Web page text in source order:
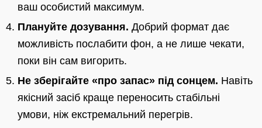
ваш особистий максимум.
Плануйте дозування. Добрий формат дає
можливість послабити фон, а не лише чекати,
поки він сам вигорить.
Не зберігайте «про запас» під сонцем. Навіть
якісний засіб краще переносить стабільні
умови, ніж екстремальний перегрів.